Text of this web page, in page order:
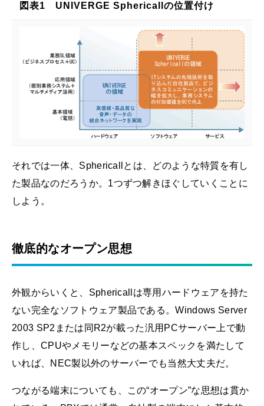
図表1 UNIVERGE Sphericallの位置付け
それでは一体、Sphericallとは、どのような特質を有し
た製品なのだろうか。1つずつ解きほぐしていくことに
しよう。
徹底的なオープン思想
外観からいくと、Sphericallは専用ハードウェアを持た
ない完全なソフトウェア製品である。Windows Server
2003 SP2または同R2が載った汎用PCサーバー上で動
作し、CPUやメモリーなどの基本スペックを満たして
いれば、NEC製以外のサーバーでも当然大丈夫だ。
つながる端末についても、この“オープン”な思想は貫か